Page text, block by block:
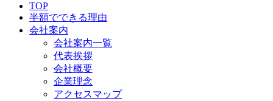
TOP
半額でできる理由
会社案内
会社案内一覧
代表挨拶
会社概要
企業理念
アクセスマップ